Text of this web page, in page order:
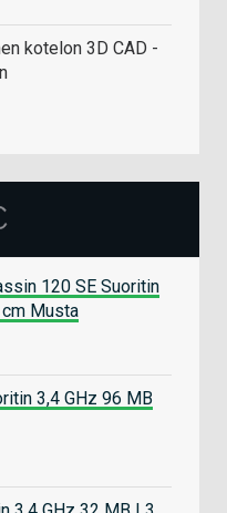
kotelon 3D CAD -
120 SE Suoritin
Musta
3,4 GHz 96 MB